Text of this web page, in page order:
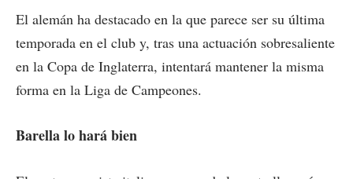
El alemán ha destacado en la que parece ser su última
temporada en el club y, tras una actuación sobresaliente
en la Copa de Inglaterra, intentará mantener la misma
forma en la Liga de Campeones.
Barella lo hará bien